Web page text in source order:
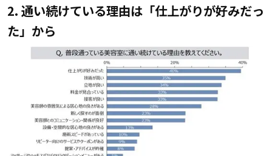
2. 通い続けている理由は「仕上がりが好みだっ
た」から